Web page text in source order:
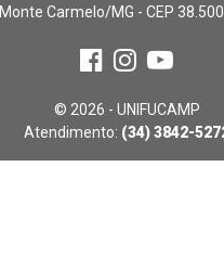
Monte Carmelo/MG - CEP
© 2026 - UNIFUCAMP
Atendimento: (34) 3842-